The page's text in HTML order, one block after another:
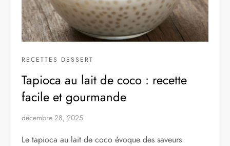
RECETTES DESSERT
Tapioca au lait de coco : recette
facile et gourmande
décembre 28, 2025
Le tapioca au lait de coco évoque des saveurs